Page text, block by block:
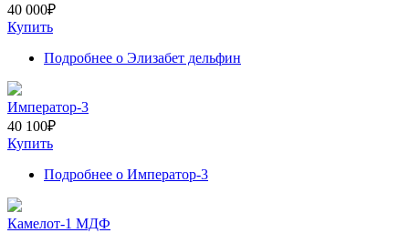
40 000₽
Купить
Подробнее о Элизабет дельфин
Император-3
40 100₽
Купить
Подробнее о Император-3
Камелот-1 МДФ